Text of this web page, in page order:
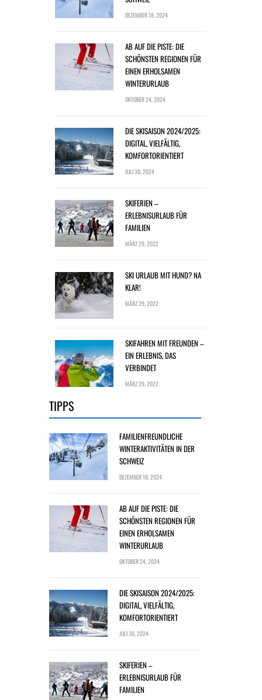
DEZEMBER 18, 2024
AB AUF DIE PISTE: DIE
SCHÖNSTEN REGIONEN FÜR
EINEN ERHOLSAMEN
WINTERURLAUB
OKTOBER 24, 2024
DIE SKISAISON 2024/2025:
DIGITAL, VIELFÄLTIG,
KOMFORTORIENTIERT
JULI 30, 2024
SKIFERIEN –
ERLEBNISURLAUB FÜR
FAMILIEN
MÄRZ 29, 2022
SKI URLAUB MIT HUND? NA
KLAR!
MÄRZ 29, 2022
SKIFAHREN MIT FREUNDEN –
EIN ERLEBNIS, DAS
VERBINDET
MÄRZ 29, 2022
TIPPS
FAMILIENFREUNDLICHE
WINTERAKTIVITÄTEN IN DER
SCHWEIZ
DEZEMBER 18, 2024
AB AUF DIE PISTE: DIE
SCHÖNSTEN REGIONEN FÜR
EINEN ERHOLSAMEN
WINTERURLAUB
OKTOBER 24, 2024
DIE SKISAISON 2024/2025:
DIGITAL, VIELFÄLTIG,
KOMFORTORIENTIERT
JULI 30, 2024
SKIFERIEN –
ERLEBNISURLAUB FÜR
FAMILIEN